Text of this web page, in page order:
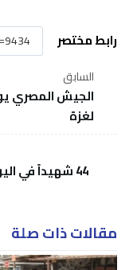
رابط مختصر
السابق
الجيش المصري
لغزة
44 شهيداً في
مقالات ذات صلة